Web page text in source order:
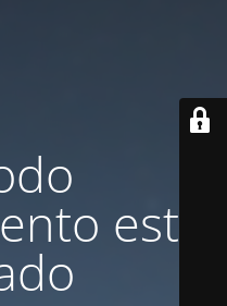
está